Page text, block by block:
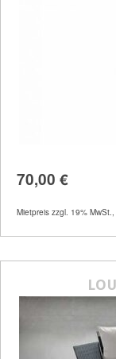
Artikelnummer
70,00 €
Mietpreis zzgl. 19%